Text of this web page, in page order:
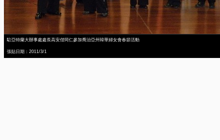
駐亞特蘭大辦事處處長高安偕同仁參加喬治亞州韓華婦女會春節活動
張貼日期：2011/3/1